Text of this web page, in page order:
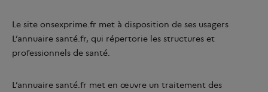
Le site onsexprime.fr met à disposition de ses usagers
L’annuaire santé.fr, qui répertorie les structures et
professionnels de santé.
L’annuaire santé.fr met en œuvre un traitement des